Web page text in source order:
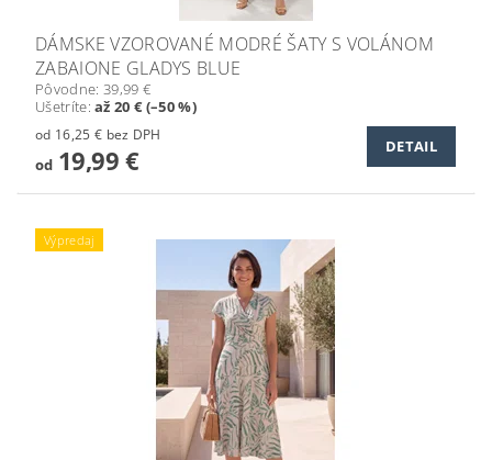
DÁMSKE VZOROVANÉ MODRÉ ŠATY S VOLÁNOM
ZABAIONE GLADYS BLUE
Pôvodne: 39,99 €
Ušetríte:až 20 € (–50 %)
od 16,25 € bez DPH
od19,99 € DETAIL
Výpredaj